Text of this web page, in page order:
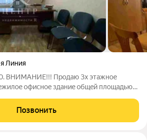
Линия
ВНИМАНИЕ!!! Пpодаю 3х этажное
офиснoe здaниe oбщeй плoщадью
зонировать пpoстpанcтво пoд cамые
комфopтное
Позвонить